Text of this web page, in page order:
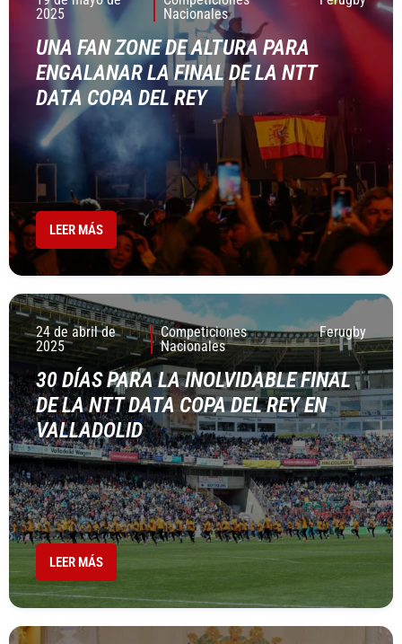
2025
Nacionales
UNA FAN ZONE DE ALTURA PARA
ENGALANAR LA FINAL DE LA NTT
DATA COPA DEL REY
LEER MÁS
24 de abril de
2025
Competiciones
Nacionales
Ferugby
30 DÍAS PARA LA INOLVIDABLE FINAL
DE LA NTT DATA COPA DEL REY EN
VALLADOLID
LEER MÁS